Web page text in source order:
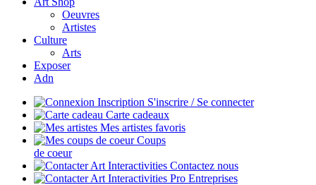
Oeuvres
Artistes
Culture
Arts
Exposer
Adn
S'inscrire / Se connecter
Carte cadeaux
Mes artistes favoris
Coups
de coeur
Contactez nous
Entreprises